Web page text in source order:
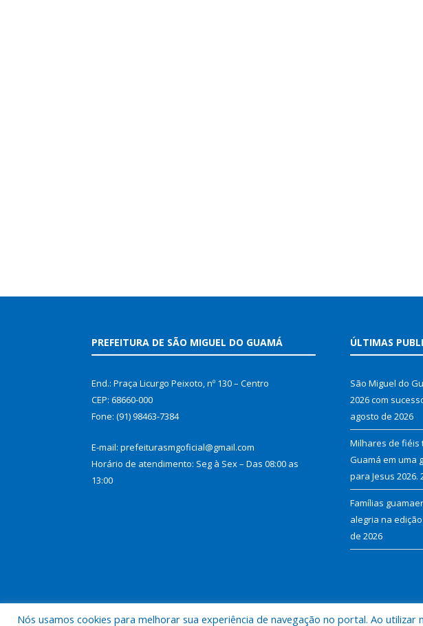
PREFEITURA DE SÃO MIGUEL DO GUAMÁ
End.: Praça Licurgo Peixoto, nº 130 – Centro
CEP: 68660-000
Fone: (91) 98463-7384
E-mail: prefeiturasmgoficial@gmail.com
Horário de atendimento: Seg à Sex – Das 08:00 as
13:00
ÚLTIMAS
São Miguel do
2026 com
agosto de 2026
Milhares de fiéis
Guamá em uma
para Jesus 2026.
Famílias
alegria na
de 2026
Nós usamos cookies para melhorar sua experiência de navegação no portal. Ao